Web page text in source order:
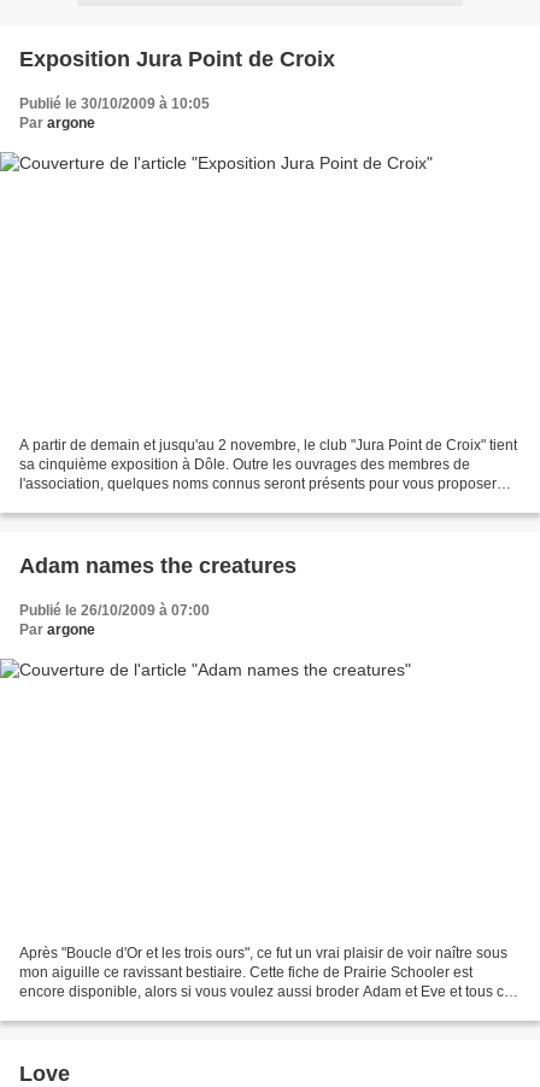
Exposition Jura Point de Croix
Publié le 30/10/2009 à 10:05
Par argone
A partir de demain et jusqu'au 2 novembre, le club "Jura Point de Croix" tient
sa cinquième exposition à Dôle. Outre les ouvrages des membres de
l'association, quelques noms connus seront présents pour vous proposer
Adam names the creatures
Publié le 26/10/2009 à 07:00
Par argone
Après "Boucle d'Or et les trois ours", ce fut un vrai plaisir de voir naître sous
mon aiguille ce ravissant bestiaire. Cette fiche de Prairie Schooler est
encore disponible, alors si vous voulez aussi broder Adam et Eve et tous ces
Love